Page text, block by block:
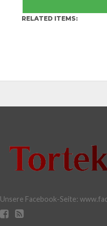
RELATED ITEMS:
Unsere Facebook-Seite: